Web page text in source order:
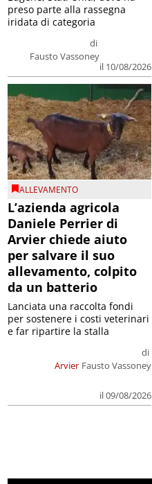
di
Fausto Vassoney
il 10/08/2026
preso parte alla rassegna
iridata di categoria
ALLEVAMENTO
L’azienda agricola
Daniele Perrier di
Arvier chiede aiuto
per salvare il suo
allevamento, colpito
da un batterio
Arvier
di
Fausto Vassoney
il 09/08/2026
Lanciata una raccolta fondi
per sostenere i costi veterinari
e far ripartire la stalla